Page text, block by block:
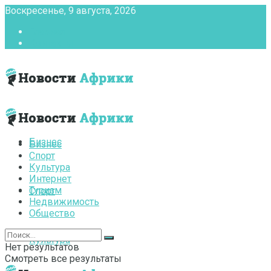
Воскресенье, 9 августа, 2026
Бизнес
Спорт
Культура
Бизнес
Спорт
Культура
Интернет
Туризм
Недвижимость
Общество
Нет результатов
Смотреть все результаты